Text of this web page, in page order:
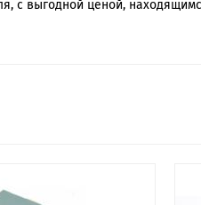
с выгодной ценой,